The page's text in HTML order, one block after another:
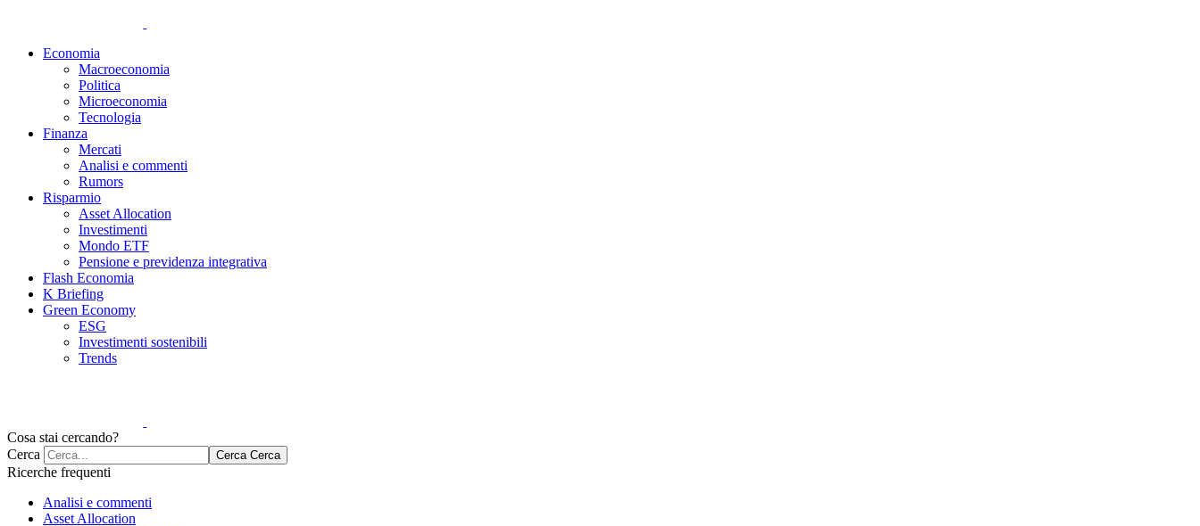
Economia
Macroeconomia
Politica
Microeconomia
Tecnologia
Finanza
Mercati
Analisi e commenti
Rumors
Risparmio
Asset Allocation
Investimenti
Mondo ETF
Pensione e previdenza integrativa
Flash Economia
K Briefing
Green Economy
ESG
Investimenti sostenibili
Trends
Cosa stai cercando?
Cerca
Cerca Cerca
Ricerche frequenti
Analisi e commenti
Asset Allocation